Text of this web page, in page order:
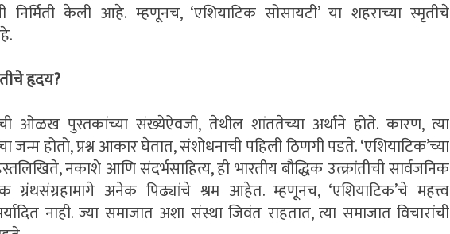
निर्मिती केली आहे. म्हणूनच, ‌‘एशियाटिक सोसायटी‌’ या शहराच्या स्मृतीचे
हृदय?
ओळख पुस्तकांच्या संख्येऐवजी, तेथील शांततेच्या अर्थाने होते. कारण, त्या
जन्म होतो, प्रश्न आकार घेतात, संशोधनाची पहिली ठिणगी पडते. ‌‘एशियाटिक‌’च्या
नकाशे आणि संदर्भसाहित्य, ही भारतीय बौद्धिक उत्क्रांतीची सार्वजनिक
ग्रंथसंग्रहामागे अनेक पिढ्यांचे श्रम आहेत. म्हणूनच, ‌‘एशियाटिक‌’चे महत्त्व
नाही. ज्या समाजात अशा संस्था जिवंत राहतात, त्या समाजात विचारांची